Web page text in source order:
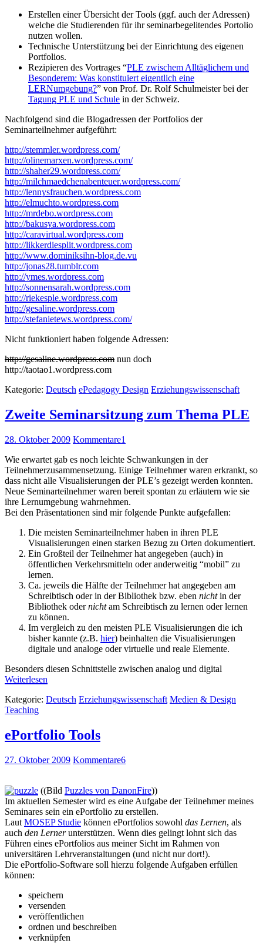
Erstellen einer Übersicht der Tools (ggf. auch der Adressen)
welche die Studierenden für ihr seminarbegelitendes Portolio
nutzen wollen.
Technische Unterstützung bei der Einrichtung des eigenen
Portfolios.
Rezipieren des Vortrages “PLE zwischem Alltäglichem und
Besonderem: Was konstituiert eigentlich eine
LERNumgebung?” von Prof. Dr. Rolf Schulmeister bei der
Tagung PLE und Schule in der Schweiz.
Nachfolgend sind die Blogadressen der Portfolios der
Seminarteilnehmer aufgeführt:
http://stemmler.wordpress.com/
http://olinemarxen.wordpress.com/
http://shaher29.wordpress.com/
http://milchmaedchenabenteuer.wordpress.com/
http://lennysfrauchen.wordpress.com
http://elmuchto.wordpress.com
http://mrdebo.wordpress.com
http://bakusya.wordpress.com
http://caravirtual.wordpress.com
http://likkerdiesplit.wordpress.com
http://www.dominiksihn-blog.de.vu
http://jonas28.tumblr.com
http://ymes.wordpress.com
http://sonnensarah.wordpress.com
http://riekesple.wordpress.com
http://gesaline.wordpress.com
http://stefanietews.wordpress.com/
Nicht funktioniert haben folgende Adressen:
http://gesaline.wordpress.com nun doch
http://taotao1.wordpress.com
Kategorie: Deutsch ePedagogy Design Erziehungswissenschaft
Zweite Seminarsitzung zum Thema PLE
28. Oktober 2009 Kommentare1
Wie erwartet gab es noch leichte Schwankungen in der
Teilnehmerzusammensetzung. Einige Teilnehmer waren erkrankt, so
dass nicht alle Visualisierungen der PLE’s gezeigt werden konnten.
Neue Seminarteilnehmer waren bereit spontan zu erläutern wie sie
ihre Lernumgebung wahrnehmen.
Bei den Präsentationen sind mir folgende Punkte aufgefallen:
Die meisten Seminarteilnehmer haben in ihren PLE
Visualisierungen einen starken Bezug zu Orten dokumentiert.
Ein Großteil der Teilnehmer hat angegeben (auch) in
öffentlichen Verkehrsmitteln oder anderweitig “mobil” zu
lernen.
Ca. jeweils die Hälfte der Teilnehmer hat angegeben am
Schreibtisch oder in der Bibliothek bzw. eben nichtin der
Bibliothek odernichtam Schreibtisch zu lernen oder lernen
zu können.
Im vergleich zu den meisten PLE Visualisierungen die ich
bisher kannte (z.B. hier) beinhalten die Visualisierungen
digitale und analoge oder virtuelle und reale Elemente.
Besonders diesen Schnittstelle zwischen analog und digital
Weiterlesen
Kategorie: Deutsch Erziehungswissenschaft Medien & Design
Teaching
ePortfolio Tools
27. Oktober 2009 Kommentare6
((Bild Puzzles von DanonFire))
Im aktuellen Semester wird es eine Aufgabe der Teilnehmer meines
Seminares sein ein ePortfolio zu erstellen.
Laut MOSEP Studie können ePortfolios sowohl das Lernen, als
auch den Lernerunterstützen. Wenn dies gelingt lohnt sich das
Führen eines ePortfolios aus meiner Sicht im Rahmen von
universitären Lehrveranstaltungen (und nicht nur dort!).
Die ePortfolio-Software soll hierzu folgende Aufgaben erfüllen
können:
speichern
versenden
veröffentlichen
ordnen und beschreiben
verknüpfen